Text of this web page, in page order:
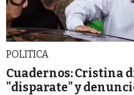
POLITICA
Cuadernos: Cristina
"disparate" y